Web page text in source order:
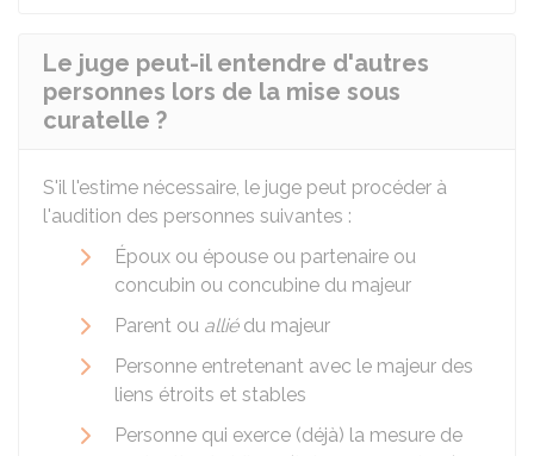
Le juge peut-il entendre d'autres
personnes lors de la mise sous
curatelle ?
S'il l'estime nécessaire, le juge peut procéder à
l'audition des personnes suivantes :
Époux ou épouse ou partenaire ou
concubin ou concubine du majeur
Parent ou alliédu majeur
Personne entretenant avec le majeur des
liens étroits et stables
Personne qui exerce (déjà) la mesure de